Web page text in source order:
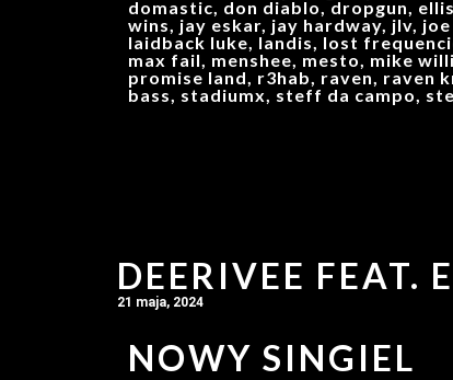
domastic, don diablo, dropgun,
wins, jay eskar, jay hardway, jlv,
laidback luke, landis, lost
max fail, menshee, mesto, mike
promise land, r3hab, raven, raven
bass, stadiumx, steff da campo,
DEERIVEE FEAT.
21 maja, 2024
NOWY SINGIEL